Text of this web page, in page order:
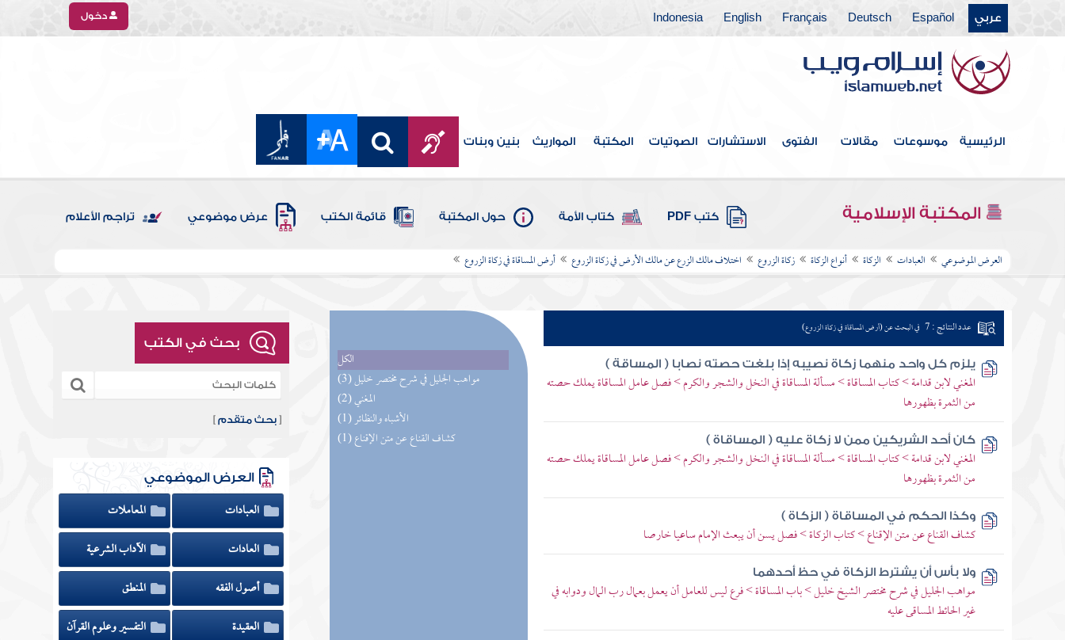
عربي Español
Deutsch
Français
English
Indonesia دخول
الرئيسية موسوعات مقالات الفتوى الاستشارات الصوتيات المكتبة المواريث بنين وبنات
المكتبة الإسلامية كتب PDF كتاب الأمة حول المكتبة قائمة الكتب عرض موضوعي تراجم الأعلام
العرض الموضوعي العبادات الزكاة أنواع الزكاة زكاة الزروع اختلاف مالك الزرع عن مالك الأرض في زكاة الزروع أرض المساقاة في زكاة الزروع
الكل
(3) مواهب الجليل في شرح مختصر خليل
(2) المغني
(1) الأشباه والنظائر
(1) كشاف القناع عن متن الإقناع
عدد النتائج : 7 في البحث عن (أرض المساقاة في زكاة الزروع)
يلزم كل واحد منهما زكاة نصيبه إذا بلغت حصته نصابا ( المساقة )
المغني لابن قدامة > كتاب المساقاة > مسألة المساقاة في النخل والشجر والكرم > فصل عامل المساقاة يملك حصته
من الثمرة بظهورها
كان أحد الشريكين ممن لا زكاة عليه ( المساقاة )
المغني لابن قدامة > كتاب المساقاة > مسألة المساقاة في النخل والشجر والكرم > فصل عامل المساقاة يملك حصته
من الثمرة بظهورها
وكذا الحكم في المساقاة ( الزكاة )
كشاف القناع عن متن الإقناع > كتاب الزكاة > فصل يسن أن يبعث الإمام ساعيا خارصا
ولا بأس أن يشترط الزكاة في حظ أحدهما
مواهب الجليل في شرح مختصر الشيخ خليل > باب المساقاة > فرع ليس للعامل أن يعمل بعمال رب المال ودوابه في
غير الحائط المساقى عليه
بحث في الكتب
[بحث متقدم ]
العرض الموضوعي
العبادات
المعاملات
العادات
الآداب الشرعية
أصول الفقه
المنطق
العقيدة
التفسير وعلوم القرآن